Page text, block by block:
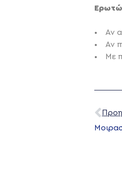
• Αν
• Αν
• Με